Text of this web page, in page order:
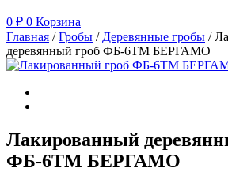
0 ₽ 0 Корзина
Главная /Гробы / Деревянные гробы /
деревянный гроб ФБ-6ТМ БЕРГАМО
Лакированный
ФБ-6ТМ БЕРГАМО